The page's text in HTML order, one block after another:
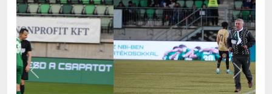
Previous Next